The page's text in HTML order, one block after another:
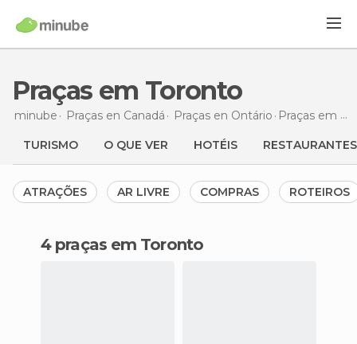
Praças em Toronto
minube Praças en Canadá Praças en Ontário Praças em Toronto
TURISMO O QUE VER HOTÉIS RESTAURANTES
ATRAÇÕES AR LIVRE COMPRAS ROTEIROS
4 praças em Toronto